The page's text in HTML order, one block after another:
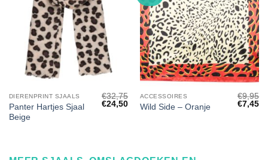
DIERENPRINT SJAALS
Panter Hartjes Sjaal
Beige
€32,75
Oorspronkelijke
€24,50Huidige
prijs
ACCESSOIRES
Wild Side – Oranje
€9,95
€7,45